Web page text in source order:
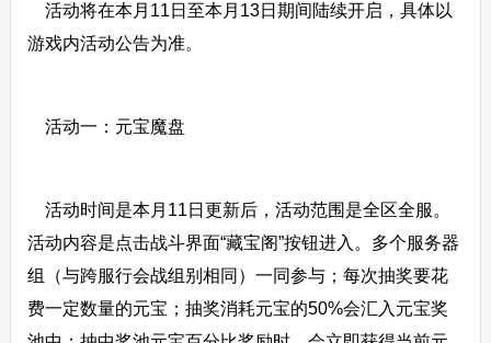
活动将在本月11日至本月13日期间陆续开启，具体以
游戏内活动公告为准。
活动一：元宝魔盘
活动时间是本月11日更新后，活动范围是全区全服。
活动内容是点击战斗界面“藏宝阁”按钮进入。多个服务器
组（与跨服行会战组别相同）一同参与；每次抽奖要花
费一定数量的元宝；抽奖消耗元宝的50%会汇入元宝奖